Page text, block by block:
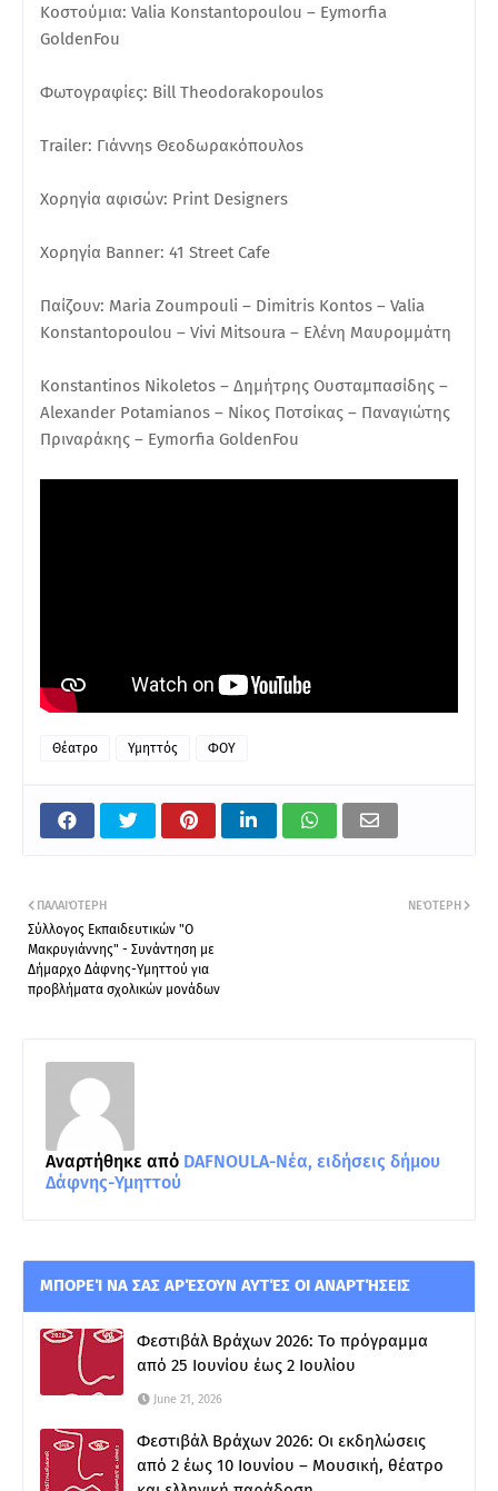
Κοστούμια: Valia Konstantopoulou – Eymorfia
GoldenFou
Φωτογραφίες: Bill Theodorakopoulos
Trailer: Γιάννηs Θεοδωρακόπουλοs
Χορηγία αφισών: Print Designers
Χορηγία Banner: 41 Street Cafe
Παίζουν: Maria Zoumpouli – Dimitris Kontos – Valia
Konstantopoulou – Vivi Mitsoura – Ελένη Μαυρομμάτη
Konstantinos Nikoletos – Δημήτρης Ουσταμπασίδης –
Alexander Potamianos – Νίκος Ποτσίκας – Παναγιώτης
Πριναράκης – Eymorfia GoldenFou
Θέατρο Υμηττός ΦΟΥ
ΝΕΌΤΕΡΗ
ΠΑΛΑΙΌΤΕΡΗ
Σύλλογος Εκπαιδευτικών "Ο
Μακρυγιάννης" - Συνάντηση με
Δήμαρχο Δάφνης-Υμηττού για
προβλήματα σχολικών μονάδων
Αναρτήθηκε από DAFNOULA-Νέα, ειδήσεις δήμου
Δάφνης-Υμηττού
ΜΠΟΡΕΊ ΝΑ ΣΑΣ ΑΡΈΣΟΥΝ ΑΥΤΈΣ ΟΙ ΑΝΑΡΤΉΣΕΙΣ
Φεστιβάλ Βράχων 2026: Το πρόγραμμα
από 25 Ιουνίου έως 2 Ιουλίου
June 21, 2026
Φεστιβάλ Βράχων 2026: Οι εκδηλώσεις
από 2 έως 10 Ιουνίου – Μουσική, θέατρο